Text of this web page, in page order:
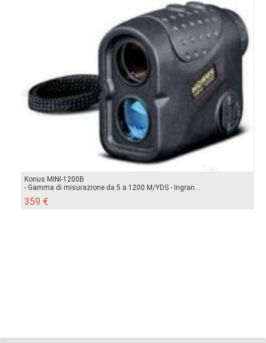
Konus MINI-1200B
- Gamma di misurazione da 5 a 1200 M/YDS - Ingran...
359 €